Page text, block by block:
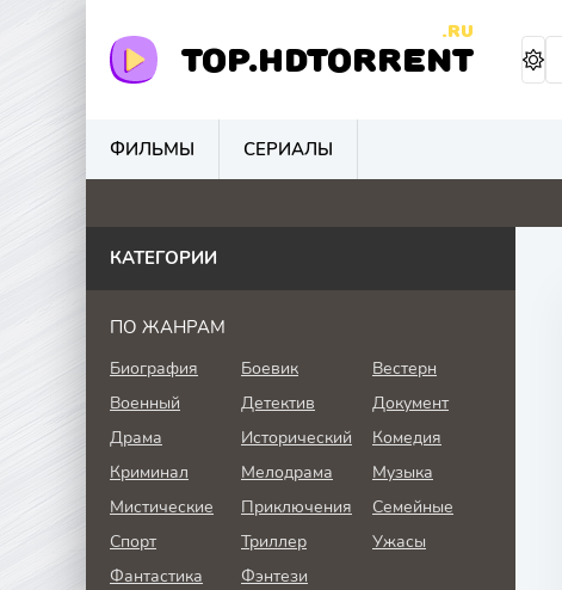
TOP.HDTORRENT
.RU
ФИЛЬМЫ СЕРИАЛЫ
4.1 4.8 0 0
КАТЕГОРИИ
ПО ЖАНРАМ
Биография Боевик
Вестерн
Военный
Детектив
Документ
Драма
Исторический
Комедия
Криминал
Мелодрама
Музыка
Мистические
Приключения
Семейные
Спорт
Триллер
Ужасы
Фантастика
Фэнтези